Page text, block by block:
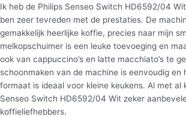
Ik heb de Philips Senseo Switch HD6592/04
ben zeer tevreden met de prestaties. De
gemakkelijk heerlijke koffie, precies naar mijn
melkopschuimer is een leuke toevoeging en
ook van cappuccino’s en latte macchiato’s te
schoonmaken van de machine is eenvoudig en
formaat is ideaal voor kleine keukens. Al met al
Senseo Switch HD6592/04 Wit zeker
koffieliefhebbers.